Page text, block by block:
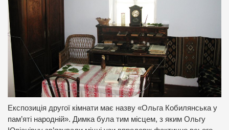
Експозиція другої кімнати має назву «Ольга Кобилянська у
пам’яті народній». Димка була тим місцем, з яким Ольгу